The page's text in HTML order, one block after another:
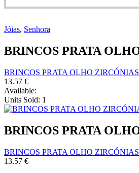
Jóias, Senhora
BRINCOS PRATA
BRINCOS PRATA OLHO ZIRCÓNIAS
13.57 €
Available:
Units Sold: 1
BRINCOS PRATA
BRINCOS PRATA OLHO ZIRCÓNIAS
13.57 €